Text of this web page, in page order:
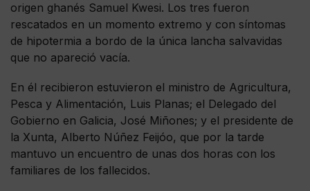
origen ghanés Samuel Kwesi. Los tres fueron
rescatados en un momento extremo y con síntomas
de hipotermia a bordo de la única lancha salvavidas
que no apareció vacía.
En él recibieron estuvieron el ministro de Agricultura,
Pesca y Alimentación, Luis Planas; el Delegado del
Gobierno en Galicia, José Miñones; y el presidente de
la Xunta, Alberto Núñez Feijóo, que por la tarde
mantuvo un encuentro de unas dos horas con los
familiares de los fallecidos.